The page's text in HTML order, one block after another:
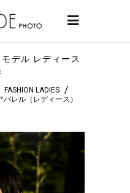
デル レディース
FASHION LADIES /
パレル（レディース）